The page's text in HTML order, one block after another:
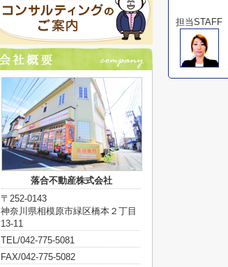
担当STAFF
落合不動産株式会社
〒252-0143
神奈川県相模原市緑区橋本２丁目
13-11
TEL/042-775-5081
FAX/042-775-5082